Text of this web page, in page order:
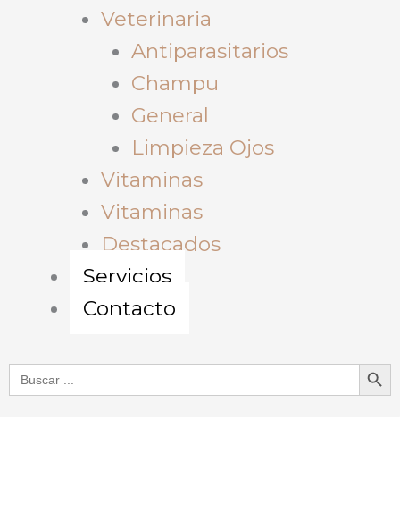
Veterinaria
Antiparasitarios
Champu
General
Limpieza Ojos
Vitaminas
Vitaminas
Destacados
Servicios
Contacto
Buscar: Botón de